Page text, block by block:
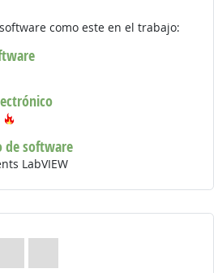
como este en el trabajo:
de software
LabVIEW
1 de 4)